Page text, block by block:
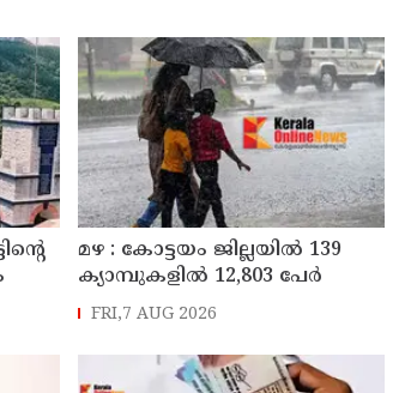
മഴ : കോട്ടയം ജില്ലയിൽ 139
ക്യാമ്പുകളിൽ 12,803 പേര്‍
FRI,7 AUG 2026